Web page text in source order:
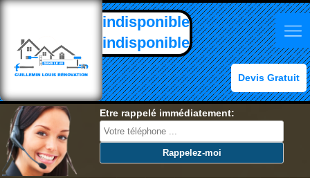
indisponible
indisponible
Devis Gratuit
Etre rappelé immédiatement: